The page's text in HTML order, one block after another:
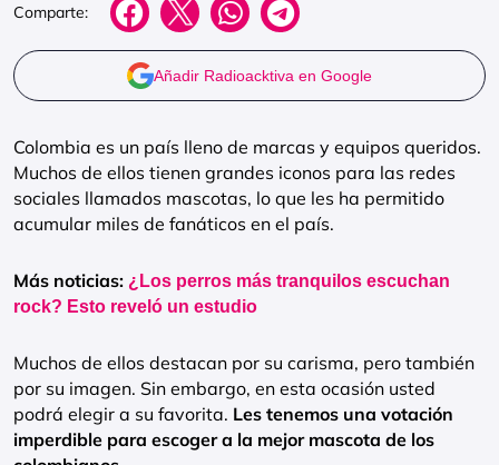
Comparte:
Añadir Radioacktiva en Google
Colombia es un país lleno de marcas y equipos queridos.
Muchos de ellos tienen grandes iconos para las redes
sociales llamados mascotas, lo que les ha permitido
acumular miles de fanáticos en el país.
Más noticias: ¿Los perros más tranquilos escuchan
rock? Esto reveló un estudio
Muchos de ellos destacan por su carisma, pero también
por su imagen. Sin embargo, en esta ocasión usted
podrá elegir a su favorita. Les tenemos una votación
imperdible para escoger a la mejor mascota de los